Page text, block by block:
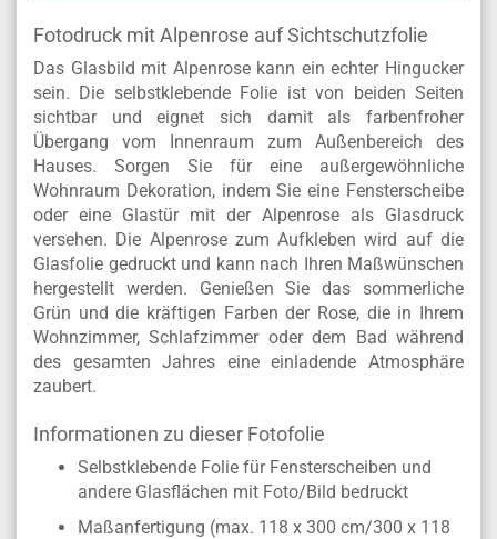
Fotodruck mit Alpenrose auf Sichtschutzfolie
Das Glasbild mit Alpenrose kann ein echter Hingucker
sein. Die selbstklebende Folie ist von beiden Seiten
sichtbar und eignet sich damit als farbenfroher
Übergang vom Innenraum zum Außenbereich des
Hauses. Sorgen Sie für eine außergewöhnliche
Wohnraum Dekoration, indem Sie eine Fensterscheibe
oder eine Glastür mit der Alpenrose als Glasdruck
versehen. Die Alpenrose zum Aufkleben wird auf die
Glasfolie gedruckt und kann nach Ihren Maßwünschen
hergestellt werden. Genießen Sie das sommerliche
Grün und die kräftigen Farben der Rose, die in Ihrem
Wohnzimmer, Schlafzimmer oder dem Bad während
des gesamten Jahres eine einladende Atmosphäre
zaubert.
Informationen zu dieser Fotofolie
Selbstklebende Folie für Fensterscheiben und
andere Glasflächen mit Foto/Bild bedruckt
Maßanfertigung (max. 118 x 300 cm/300 x 118